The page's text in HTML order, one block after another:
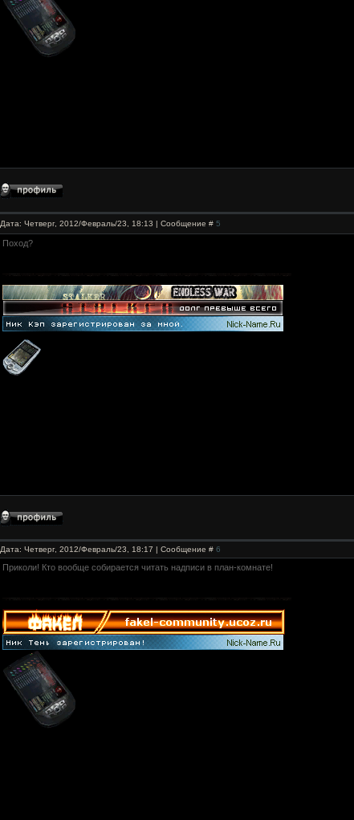
Дата: Четверг, 2012/Февраль/23, 18:13 | Сообщение # 5
Поход?
Дата: Четверг, 2012/Февраль/23, 18:17 | Сообщение # 6
Приколи! Кто вообще собирается читать надписи в план-комнате!